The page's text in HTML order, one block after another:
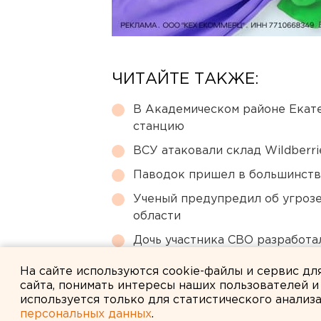
ЧИТАЙТЕ ТАКЖЕ:
В Академическом районе
станцию
ВСУ атаковали склад
Паводок пришел в
Ученый предупредил об
области
Дочь участника СВО
На сайте используются cookie-файлы и сервис
сайта, понимать интересы наших пользователей
используется только для статистического
персональных данных.